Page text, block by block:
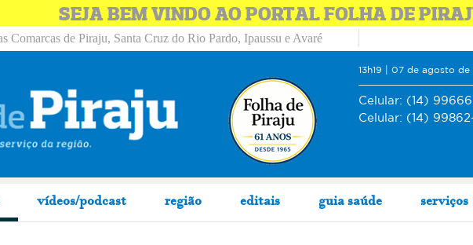
SEJA BEM VINDO AO PORTAL FOLHA DE
Comarcas de Piraju, Santa Cruz do Rio Pardo, Ipaussu e Avaré
13h19 | 07 de agosto de
Celular: (14)
Celular: (14)
vídeos/podcast região editais guia saúde serviços